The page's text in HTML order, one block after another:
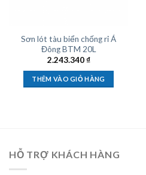
Sơn lót tàu biển chống rỉ Á
Đông BTM 20L
2.243.340₫
THÊM VÀO GIỎ HÀNG
HỖ TRỢ KHÁCH HÀNG